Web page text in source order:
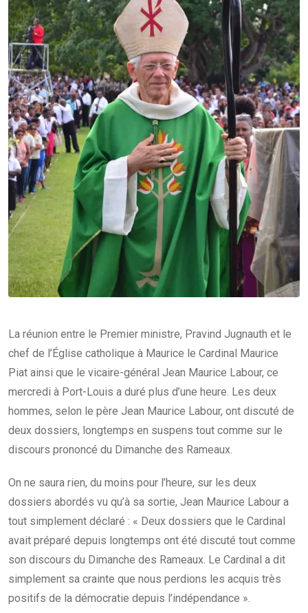
La réunion entre le Premier ministre, Pravind Jugnauth et le
chef de l’Église catholique à Maurice le Cardinal Maurice
Piat ainsi que le vicaire-général Jean Maurice Labour, ce
mercredi à Port-Louis a duré plus d’une heure. Les deux
hommes, selon le père Jean Maurice Labour, ont discuté de
deux dossiers, longtemps en suspens tout comme sur le
discours prononcé du Dimanche des Rameaux.
On ne saura rien, du moins pour l’heure, sur les deux
dossiers abordés vu qu’à sa sortie, Jean Maurice Labour a
tout simplement déclaré : « Deux dossiers que le Cardinal
avait préparé depuis longtemps ont été discuté tout comme
son discours du Dimanche des Rameaux. Le Cardinal a dit
simplement sa crainte que nous perdions les acquis très
positifs de la démocratie depuis l’indépendance ».